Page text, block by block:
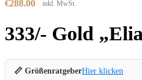
€288.00 inkl. MwSt.
333/- Gold
📏 GrößenratgeberHier klicken